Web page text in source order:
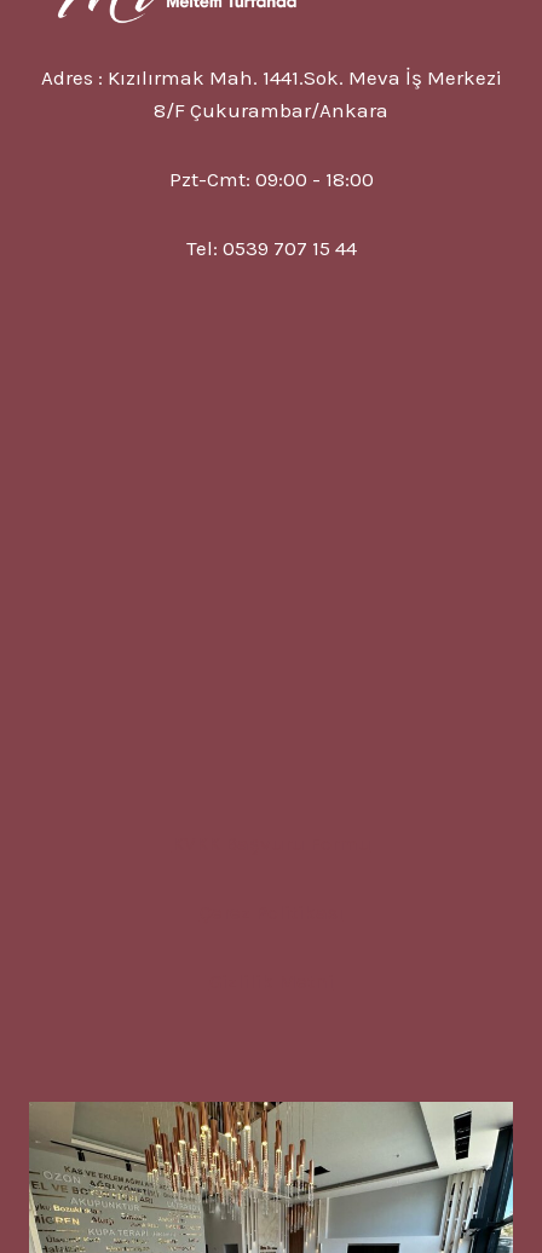
Adres : Kızılırmak Mah. 1441.Sok. Meva İş Merkezi
8/F Çukurambar/Ankara
Pzt-Cmt: 09:00 - 18:00
Tel: 0539 707 15 44